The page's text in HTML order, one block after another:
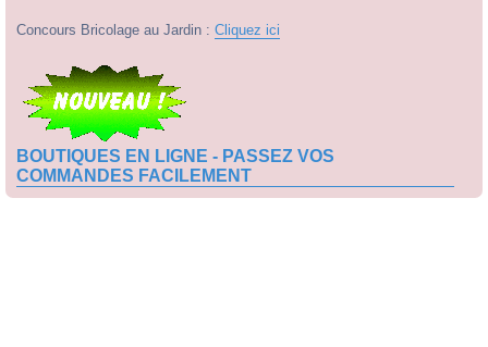
Concours Bricolage au Jardin : Cliquez ici
BOUTIQUES EN LIGNE - PASSEZ VOS
COMMANDES FACILEMENT